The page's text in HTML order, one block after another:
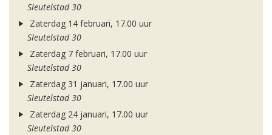
Sleutelstad 30
Zaterdag 14 februari, 17.00 uur
Sleutelstad 30
Zaterdag 7 februari, 17.00 uur
Sleutelstad 30
Zaterdag 31 januari, 17.00 uur
Sleutelstad 30
Zaterdag 24 januari, 17.00 uur
Sleutelstad 30